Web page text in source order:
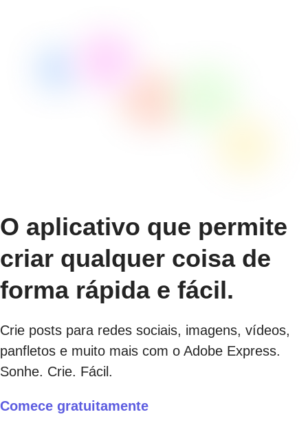
O aplicativo que permite
criar qualquer coisa de
forma rápida e fácil.
Crie posts para redes sociais, imagens, vídeos,
panfletos e muito mais com o Adobe Express.
Sonhe. Crie. Fácil.
Comece gratuitamente